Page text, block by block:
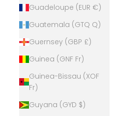
Guadeloupe (EUR €)
Guatemala (GTQ Q)
Guernsey (GBP £)
Guinea (GNF Fr)
Guinea-Bissau (XOF
Fr)
Guyana (GYD $)